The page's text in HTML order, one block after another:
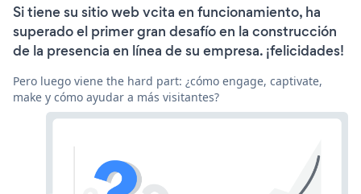
Si tiene su sitio web vcita en funcionamiento, ha
superado el primer gran desafío en la construcción
de la presencia en línea de su empresa. ¡felicidades!
Pero luego viene the hard part: ¿cómo engage, captivate,
make y cómo ayudar a más visitantes?